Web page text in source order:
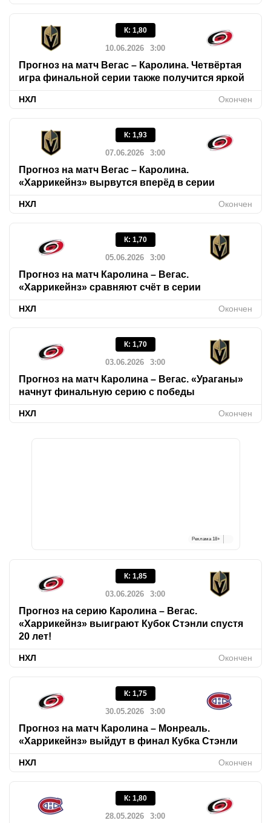
К: 1,80
10.06.2026 3:00
Прогноз на матч Вегас – Каролина. Четвёртая
игра финальной серии также получится яркой
НХЛ Окончен
К: 1,93
07.06.2026 3:00
Прогноз на матч Вегас – Каролина.
«Харрикейнз» вырвутся вперёд в серии
НХЛ Окончен
К: 1,70
05.06.2026 3:00
Прогноз на матч Каролина – Вегас.
«Харрикейнз» сравняют счёт в серии
НХЛ Окончен
К: 1,70
03.06.2026 3:00
Прогноз на матч Каролина – Вегас. «Ураганы»
начнут финальную серию с победы
НХЛ Окончен
Реклама 18+
К: 1,85
03.06.2026 3:00
Прогноз на серию Каролина – Вегас.
«Харрикейнз» выиграют Кубок Стэнли спустя
20 лет!
НХЛ Окончен
К: 1,75
30.05.2026 3:00
Прогноз на матч Каролина – Монреаль.
«Харрикейнз» выйдут в финал Кубка Стэнли
НХЛ Окончен
К: 1,80
28.05.2026 3:00